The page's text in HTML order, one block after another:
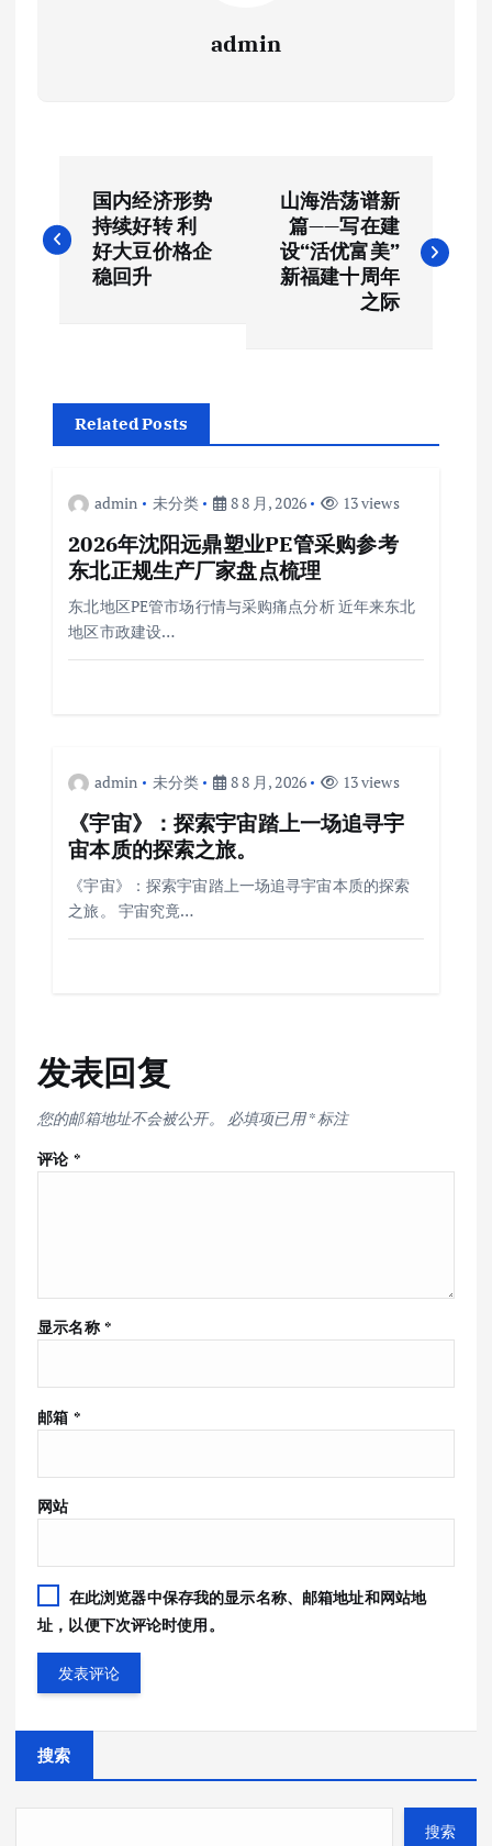
admin
章
国内经济形势
持续好转 利
好大豆价格企
稳回升
山海浩荡谱新
篇——写在建
设“活优富美”
新福建十周年
之际
Related Posts
admin 未分类 8 8 月, 2026 13 views
2026年沈阳远鼎塑业PE管采购参考
东北正规生产厂家盘点梳理
东北地区PE管市场行情与采购痛点分析 近年来东北
地区市政建设…
admin 未分类 8 8 月, 2026 13 views
《宇宙》：探索宇宙踏上一场追寻宇
宙本质的探索之旅。
《宇宙》：探索宇宙踏上一场追寻宇宙本质的探索
之旅。 宇宙究竟…
发表回复
您的邮箱地址不会被公开。 必填项已用*标注
评论 *
显示名称 *
邮箱 *
网站
在此浏览器中保存我的显示名称、邮箱地址和网站地
址，以便下次评论时使用。
搜索
搜索